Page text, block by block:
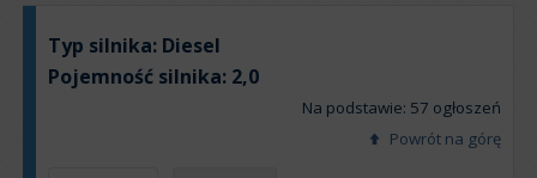
Typ silnika: Diesel
Pojemność silnika: 2,0
Na podstawie: 57 ogłoszeń
Powrót na górę